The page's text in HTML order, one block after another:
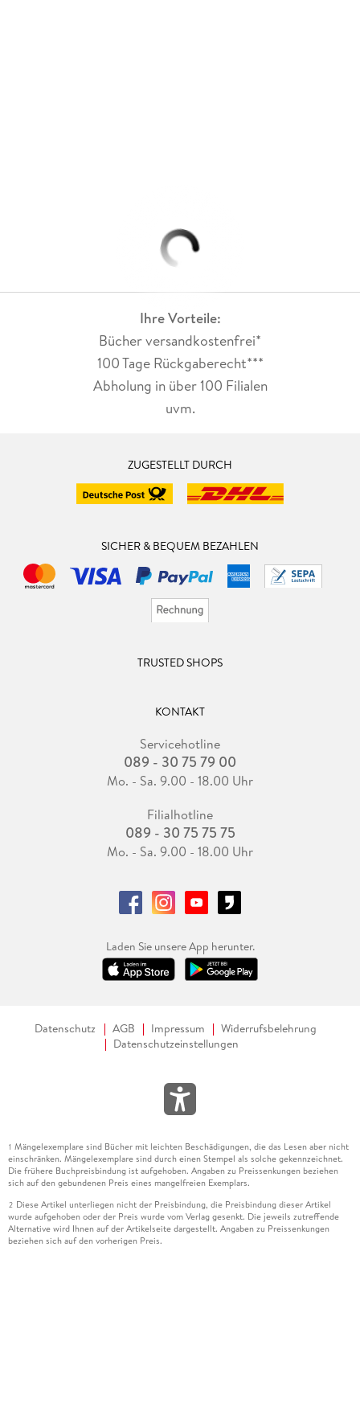
Ihre Vorteile:
Bücher versandkostenfrei*
100 Tage Rückgaberecht***
Abholung in über 100 Filialen
uvm.
ZUGESTELLT DURCH
SICHER & BEQUEM BEZAHLEN
TRUSTED SHOPS
KONTAKT
Servicehotline
089 - 30 75 79 00
Mo. - Sa. 9.00 - 18.00 Uhr
Filialhotline
089 - 30 75 75 75
Mo. - Sa. 9.00 - 18.00 Uhr
Laden Sie unsere App herunter.
Datenschutz AGB Impressum
Widerrufsbelehrung
Datenschutzeinstellungen
1 Mängelexemplare sind Bücher mit leichten Beschädigungen, die das Lesen aber nicht
einschränken. Mängelexemplare sind durch einen Stempel als solche gekennzeichnet.
Die frühere Buchpreisbindung ist aufgehoben. Angaben zu Preissenkungen beziehen
sich auf den gebundenen Preis eines mangelfreien Exemplars.
2 Diese Artikel unterliegen nicht der Preisbindung, die Preisbindung dieser Artikel
wurde aufgehoben oder der Preis wurde vom Verlag gesenkt. Die jeweils zutreffende
Alternative wird Ihnen auf der Artikelseite dargestellt. Angaben zu Preissenkungen
beziehen sich auf den vorherigen Preis.